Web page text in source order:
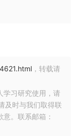
，转载请
学习研究使用，请
及时与我们取得联
。联系邮箱：